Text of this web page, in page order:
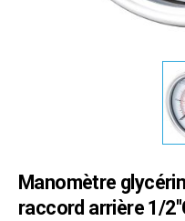
Manomètre
raccord arrière 1/